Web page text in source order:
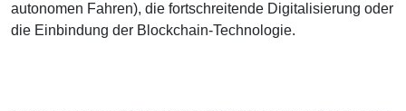
autonomen Fahren), die fortschreitende Digitalisierung oder
die Einbindung der Blockchain-Technologie.